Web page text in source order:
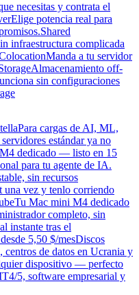
necesitas y contrata el
Elige potencia real para
Shared
infraestructura complicada
Manda a tu servidor
Almacenamiento off-
sin configuraciones
Para cargas de AI, ML,
estándar ya no
dedicado — listo en 15
para tu agente de IA.
sin recursos
una vez y tenlo corriendo
Tu Mac mini M4 dedicado
completo, sin
instante tras el
5,50 $/mesDiscos
de datos en Ucrania y
dispositivo — perfecto
5, software empresarial y